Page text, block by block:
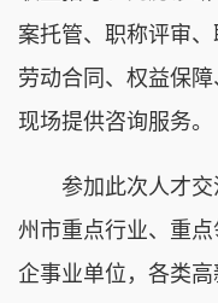
案托管、职称评审、
劳动合同、权益保障
现场提供咨询服务。
参加此次人才交
州市重点行业、重
企事业单位，各类